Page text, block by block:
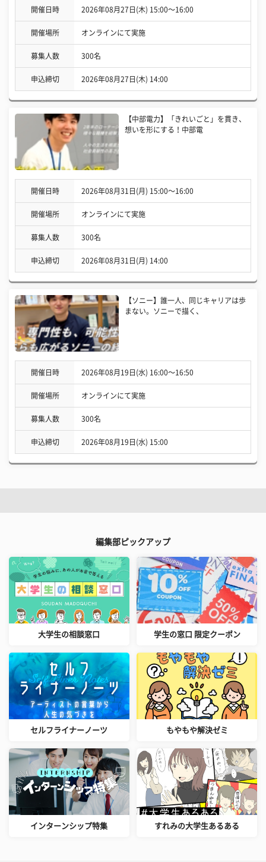
開催日時 2026年08月27日(木) 15:00〜16:00
開催場所 オンラインにて実施
募集人数 300名
申込締切 2026年08月27日(木) 14:00
【中部電力】「きれいごと」を貫き、
想いを形にする！中部電
開催日時 2026年08月31日(月) 15:00〜16:00
開催場所 オンラインにて実施
募集人数 300名
申込締切 2026年08月31日(月) 14:00
【ソニー】誰一人、同じキャリアは歩
まない。ソニーで描く、
開催日時 2026年08月19日(水) 16:00〜16:50
開催場所 オンラインにて実施
募集人数 300名
申込締切 2026年08月19日(水) 15:00
編集部ピックアップ
大学生の相談窓口 学生の窓口 限定クーポン
セルフライナーノーツ もやもや解決ゼミ
インターンシップ特集 すれみの大学生あるある